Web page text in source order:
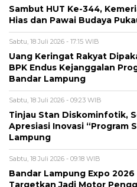
Sambut HUT Ke-344,
Hias dan Pawai Budaya
Sabtu, 18 Juli 2026 - 17:15 WIB
Uang Keringat Rakyat
BPK Endus Kejanggalan
Bandar Lampung
Sabtu, 18 Juli 2026 - 09:23 WIB
Tinjau Stan Diskominfotik,
Apresiasi Inovasi “Program
Lampung
Sabtu, 18 Juli 2026 - 09:18 WIB
Bandar Lampung Expo
Targetkan Jadi Motor